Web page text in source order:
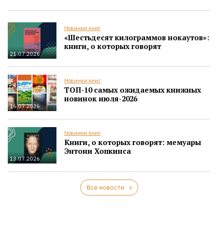
21.07.2026
Новинки книг
«Шестьдесят килограммов нокаутов»:
книги, о которых говорят
16.07.2026
Новинки книг
ТОП-10 самых ожидаемых книжных
новинок июля-2026
13.07.2026
Новинки книг
Книги, о которых говорят: мемуары
Энтони Хопкинса
Все новости